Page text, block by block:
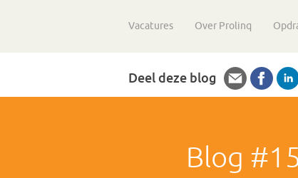
Vacatures Over Prolinq
Deel deze blog
Blog